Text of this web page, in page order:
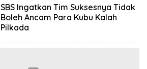
SBS Ingatkan Tim Suksesnya Tidak
Boleh Ancam Para Kubu Kalah
Pilkada